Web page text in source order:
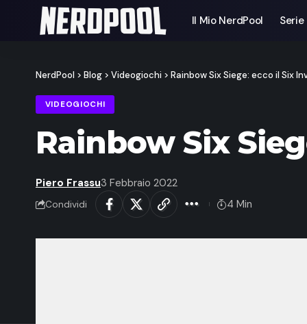
Il Mio NerdPool Serie
NerdPool > Blog > Videogiochi > Rainbow Six Siege: ecco il Six
VIDEOGIOCHI
Rainbow Six
Piero Frassu3 Febbraio 2022
Condividi 4 Min